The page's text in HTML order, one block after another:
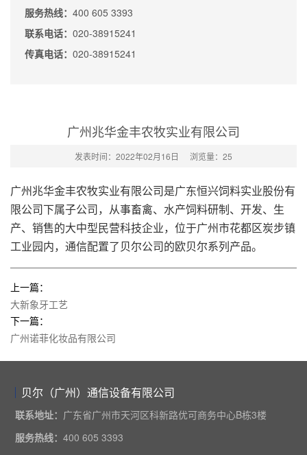
服务热线： 400 605 3393
联系电话： 020-38915241
传真电话： 020-38915241
广州兆华金丰农牧实业有限公司
发表时间：2022年02月16日 浏览量：25
广州兆华金丰农牧实业有限公司是广东恒兴饲料实业股份有
限公司下属子公司，从事畜禽、水产饲料研制、开发、生
产、销售的大中型民营科技企业，位于广州市花都区炭步镇
工业园内，通信配置了贝尔公司的欧贝尔系列产品。
上一篇：
大新象牙工艺
下一篇：
广州诺菲化妆品有限公司
贝尔（广州）通信设备有限公司
联系地址： 广东省广州市天河区科新路优可商务中心B栋3楼
服务热线： 400 605 3393